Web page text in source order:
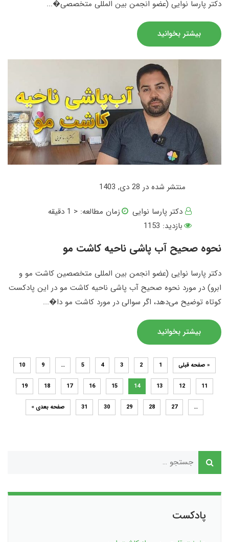
دکتر پارسا نوایی (عضو انجمن بین المللی متخصصی�...
بیشتر بخوانید
منتشر شده در 28 دی, 1403
دکتر پارسا نوایی
زمان مطالعه: < 1
دقیقه
بازدید: 1153
نحوه صحیح آب پاشی ناحیه کاشت مو
دکتر پارسا نوایی (عضو انجمن بین المللی متخصصین کاشت مو و
ابرو) در مورد نحوه صحیح آب پاشی ناحیه کاشت مو در این پادکست
کوتاه توضیح می‌‌دهد، اگر سوالی در مورد کاشت مو دا�...
بیشتر بخوانید
« صفحه قبلی 1
2
3
4
5
…
9
10
11
12
13
14
15
16
17
18
19
…
27
28
29
30
31 صفحه بعدی »
پادکست